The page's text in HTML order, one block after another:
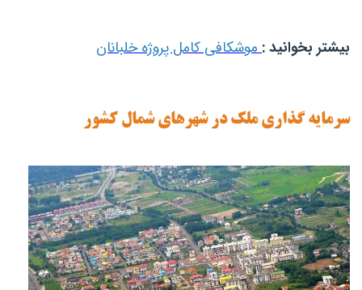
بیشتر بخوانید :موشکافی کامل پروژه خلبانان
سرمایه ‎گذاری ملک در شهرهای شمال کشور